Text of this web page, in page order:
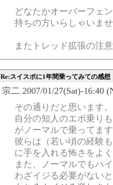
どなたかオーバーフェ
持ちの方いらしゃいま
またトレッド拡張の注
Re:スイスポに1年間乗ってみての感想
宗二 2007/01/27(Sat)-16:40
その通りだと思います。
自分の知人のエボ乗り
がノーマルで乗ってま
彼らは（若い頃の経験
に手を入れる怖さをよ
また、ノーマルでもハ
わざイジる必要がない